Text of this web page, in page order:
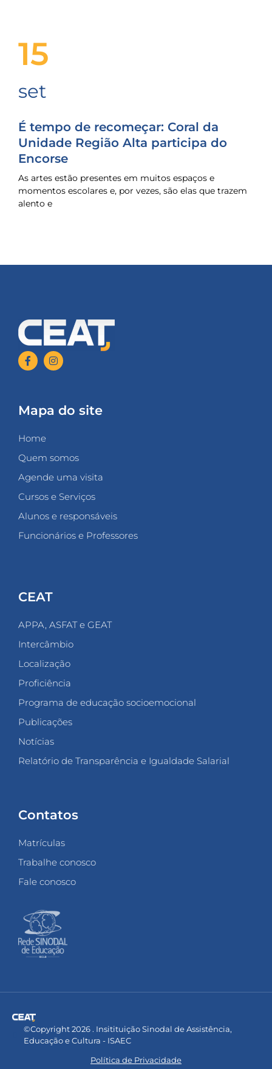
15
set
É tempo de recomeçar: Coral da
Unidade Região Alta participa do
Encorse
As artes estão presentes em muitos espaços e
momentos escolares e, por vezes, são elas que trazem
alento e
Mapa do site
Home
Quem somos
Agende uma visita
Cursos e Serviços
Alunos e responsáveis
Funcionários e Professores
CEAT
APPA, ASFAT e GEAT
Intercâmbio
Localização
Proficiência
Programa de educação socioemocional
Publicações
Notícias
Relatório de Transparência e Igualdade Salarial
Contatos
Matrículas
Trabalhe conosco
Fale conosco
©Copyright 2026 . Insitituição Sinodal de Assistência,
Educação e Cultura - ISAEC
Política de Privacidade